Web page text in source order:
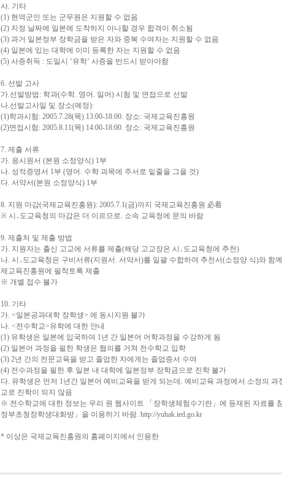
사. 기타
(1) 현역군인 또는 군무원은 지원할 수 없음
(2) 지정 날짜에 일본에 도착하지 아니할 경우 합격이 취소됨
(3) 과거 일본정부 장학금을 받은 자와 중복 수여자는 지원할 수 없음
(4) 일본에 있는 대학에 이미 등록한 자는 지원할 수 없음
(5) 사증취득 : 도일시 ‘유학’ 사증을 반드시 받아야함
6. 선발 고사
가.선발방법: 학과(수학. 영어. 일어) 시험 및 면접으로 선발
나.선발고사일 및 장소(예정):
(1)학과시험: 2005.7.28(목) 13:00-18:00. 장소: 국제교육진흥원
(2)면접시험: 2005.8.11(목) 14:00-18:00. 장소: 국제교육진흥원
7. 제출 서류
가. 응시원서 (본원 소정양식) 1부
나. 성적증명서 1부 (영어. 수학 과목에 주서로 밑줄을 그을 것)
다. 서약서(본원 소정양식) 1부
8. 지원 마감(국제교육진흥원): 2005.7.1(금)까지 국제교육진흥원 必着
※ 시․도교육청의 마감은 더 이르므로. 소속 교육청에 문의 바람
9. 제출처 및 제출 방법
가. 지원자는 출신 고교에 서류를 제출(해당 고교장은 시․도교육청에 추천)
나. 시․도교육청은 구비서류(지원서. 서약서)를 일괄 수합하여 추천서(소정양 식)와 함
제교육진흥원에 필착토록 제출
※ 개별 접수 불가
10. 기타
가. <일본공과대학 장학생> 에 동시지원 불가
나. <전수학교>유학에 대한 안내
(1) 유학생은 일본에 입국하여 1년 간 일본어 어학과정을 수강하게 됨
(2) 일본어 과정을 필한 학생은 협의를 거쳐 전수학교 입학
(3) 2년 간의 전문교육을 받고 졸업한 자에게는 졸업증서 수여
(4) 전수과정을 필한 후 일본 내 대학에 일본정부 장학금으로 진학 불가
다. 유학생은 먼저 1년간 일본어 예비교육을 받게 되는데. 예비교육 과정에서 소정의
교로 진학이 되지 않음
※ 전수학교에 대한 정보는 우리 원 웹사이트 「장학생체험수기란」에 등재된 자료를
정부초청장학생대화방」을 이용하기 바람. http://yuhak.ied.go.kr
* 이상은 국제교육진흥원의 홈페이지에서 인용한